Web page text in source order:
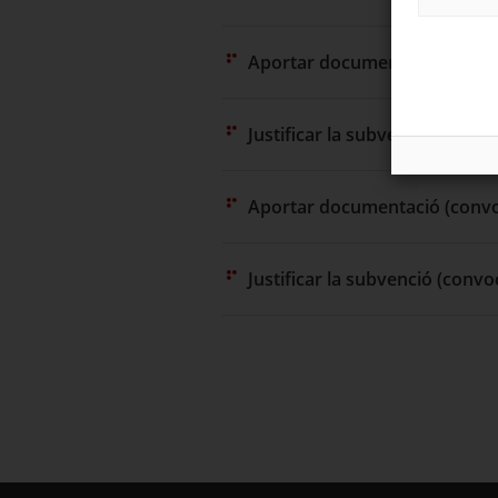
Aportar documentació
Justificar la subvenció
Aportar documentació
Justificar la subvenció